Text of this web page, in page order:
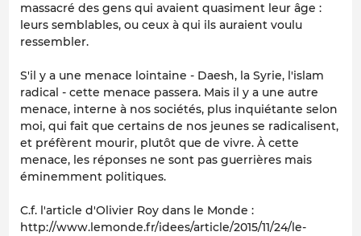
massacré des gens qui avaient quasiment leur âge :
leurs semblables, ou ceux à qui ils auraient voulu
ressembler.
S'il y a une menace lointaine - Daesh, la Syrie, l'islam
radical - cette menace passera. Mais il y a une autre
menace, interne à nos sociétés, plus inquiétante selon
moi, qui fait que certains de nos jeunes se radicalisent,
et préfèrent mourir, plutôt que de vivre. À cette
menace, les réponses ne sont pas guerrières mais
éminemment politiques.
C.f. l'article d'Olivier Roy dans le Monde :
http://www.lemonde.fr/idees/article/2015/11/24/le-